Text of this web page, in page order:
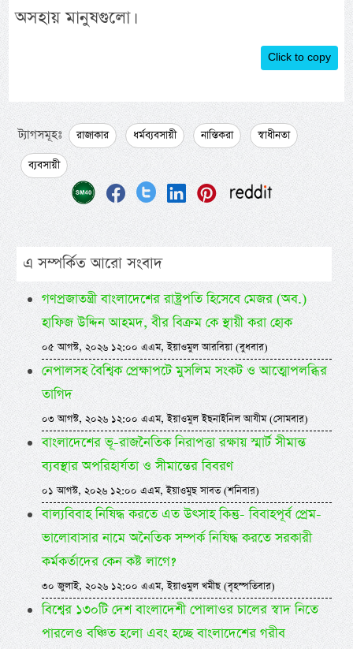
অসহায় মানুষগুলো।
Click to copy
ট্যাগসমূহঃ রাজাকার ধর্মব্যবসায়ী নাস্তিকরা
স্বাধীনতা
ব্যবসায়ী
এ সম্পর্কিত আরো সংবাদ
গণপ্রজাতন্ত্রী বাংলাদেশের রাষ্ট্রপতি হিসেবে মেজর (অব.)
হাফিজ উদ্দিন আহমদ, বীর বিক্রম কে স্থায়ী করা হোক
০৫ আগস্ট, ২০২৬ ১২:০০ এএম, ইয়াওমুল আরবিয়া (বুধবার)
নেপালসহ বৈশ্বিক প্রেক্ষাপটে মুসলিম সংকট ও আত্মোপলব্ধির
তাগিদ
০৩ আগস্ট, ২০২৬ ১২:০০ এএম, ইয়াওমুল ইছনাইনিল আযীম (সোমবার)
বাংলাদেশের ভূ-রাজনৈতিক নিরাপত্তা রক্ষায় স্মার্ট সীমান্ত
ব্যবস্থার অপরিহার্যতা ও সীমান্তের বিবরণ
০১ আগস্ট, ২০২৬ ১২:০০ এএম, ইয়াওমুছ সাবত (শনিবার)
বাল্যবিবাহ নিষিদ্ধ করতে এত উৎসাহ কিন্তু- বিবাহপূর্ব প্রেম-
ভালোবাসার নামে অনৈতিক সম্পর্ক নিষিদ্ধ করতে সরকারী
কর্মকর্তাদের কেন কষ্ট লাগে?
৩০ জুলাই, ২০২৬ ১২:০০ এএম, ইয়াওমুল খমীছ (বৃহস্পতিবার)
বিশ্বের ১৩০টি দেশ বাংলাদেশী পোলাওর চালের স্বাদ নিতে
পারলেও বঞ্চিত হলো এবং হচ্ছে বাংলাদেশের গরীব